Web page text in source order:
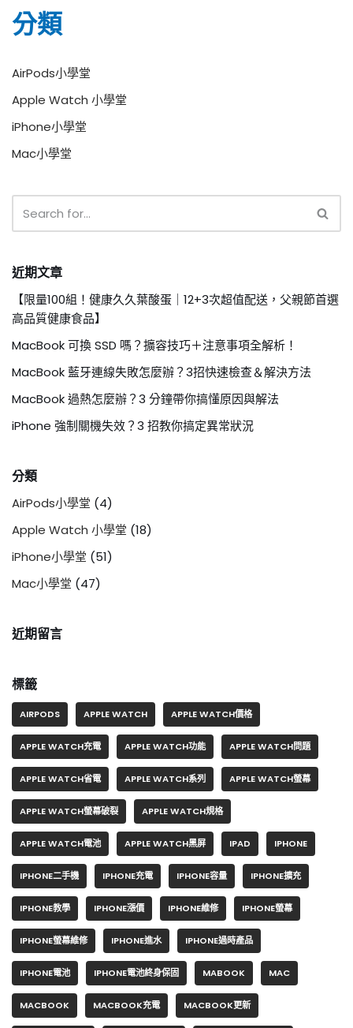
分類
AirPods小學堂
Apple Watch 小學堂
iPhone小學堂
Mac小學堂
近期文章
【限量100組！健康久久葉酸蛋｜12+3次超值配送，父親節首選
高品質健康食品】
MacBook 可換 SSD 嗎？擴容技巧＋注意事項全解析！
MacBook 藍牙連線失敗怎麼辦？3招快速檢查＆解決方法
MacBook 過熱怎麼辦？3 分鐘帶你搞懂原因與解法
iPhone 強制關機失效？3 招教你搞定異常狀況
分類
AirPods小學堂 (4)
Apple Watch 小學堂 (18)
iPhone小學堂 (51)
Mac小學堂 (47)
近期留言
標籤
AIRPODS APPLE WATCH APPLE WATCH價格
APPLE WATCH充電 APPLE WATCH功能 APPLE WATCH問題
APPLE WATCH省電 APPLE WATCH系列 APPLE WATCH螢幕
APPLE WATCH螢幕破裂 APPLE WATCH規格
APPLE WATCH電池 APPLE WATCH黑屏 IPAD IPHONE
IPHONE二手機 IPHONE充電 IPHONE容量 IPHONE擴充
IPHONE教學 IPHONE漲價 IPHONE維修 IPHONE螢幕
IPHONE螢幕維修 IPHONE進水 IPHONE過時產品
IPHONE電池 IPHONE電池終身保固 MABOOK MAC
MACBOOK MACBOOK充電 MACBOOK更新